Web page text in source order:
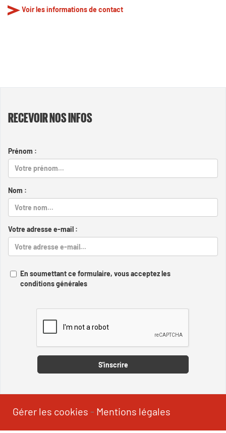
Voir les informations de contact
RECEVOIR NOS INFOS
Prénom :
Nom :
Votre adresse e-mail :
En soumettant ce formulaire, vous acceptez les
conditions générales
S'inscrire
Gérer les cookies - Mentions légales